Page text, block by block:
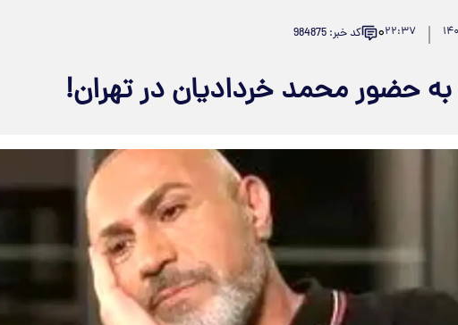
۲۲:۳۷۰ کد خبر: 984875
حضور محمد خردادیان در تهران!